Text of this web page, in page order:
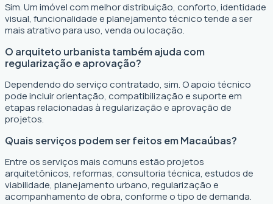
Sim. Um imóvel com melhor distribuição, conforto, identidade
visual, funcionalidade e planejamento técnico tende a ser
mais atrativo para uso, venda ou locação.
O arquiteto urbanista também ajuda com
regularização e aprovação?
Dependendo do serviço contratado, sim. O apoio técnico
pode incluir orientação, compatibilização e suporte em
etapas relacionadas à regularização e aprovação de
projetos.
Quais serviços podem ser feitos em Macaúbas?
Entre os serviços mais comuns estão projetos
arquitetônicos, reformas, consultoria técnica, estudos de
viabilidade, planejamento urbano, regularização e
acompanhamento de obra, conforme o tipo de demanda.